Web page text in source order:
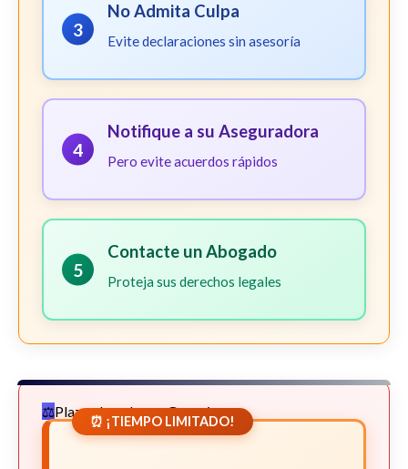
3
No Admita Culpa
Evite declaraciones sin asesoría
4
Notifique a su Aseguradora
Pero evite acuerdos rápidos
5
Contacte un Abogado
Proteja sus derechos legales
Plazos Legales en Georgia
⏰ ¡TIEMPO LIMITADO!